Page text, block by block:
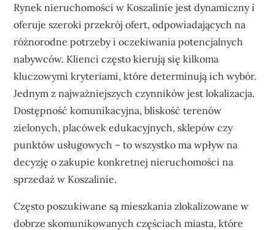
Rynek nieruchomości w Koszalinie jest dynamiczny i
oferuje szeroki przekrój ofert, odpowiadających na
różnorodne potrzeby i oczekiwania potencjalnych
nabywców. Klienci często kierują się kilkoma
kluczowymi kryteriami, które determinują ich wybór.
Jednym z najważniejszych czynników jest lokalizacja.
Dostępność komunikacyjna, bliskość terenów
zielonych, placówek edukacyjnych, sklepów czy
punktów usługowych – to wszystko ma wpływ na
decyzję o zakupie konkretnej nieruchomości na
sprzedaż w Koszalinie.
Często poszukiwane są mieszkania zlokalizowane w
dobrze skomunikowanych częściach miasta, które